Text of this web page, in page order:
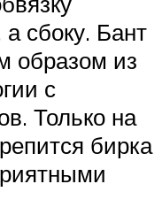
а сбоку. Бант
образом из
с
Только на
бирка